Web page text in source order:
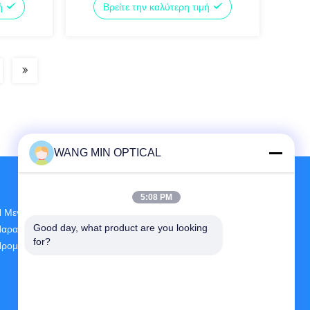
ακριβείας για ακριβή μέτρηση
Βρείτε την καλύτερη τιμή
Μεγαλύτερη Έρευνα Και Ανάπτυξη Και
CNC Vision Measuring Machine
Στην Κίνα
WANG MIN OPTICAL
5:08 PM
Good day, what product are you looking
for?